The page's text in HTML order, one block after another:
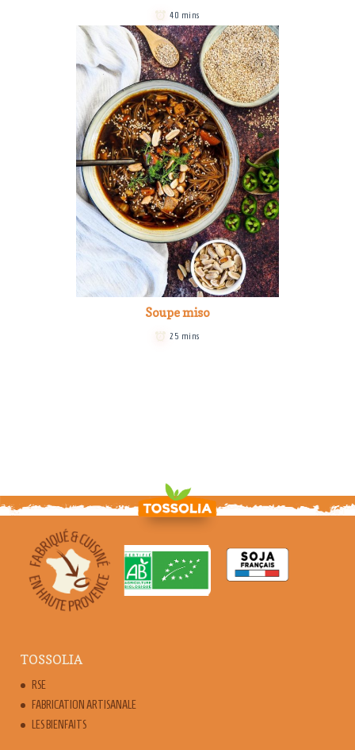
40 mins
Soupe miso
25 mins
TOSSOLIA
RSE
FABRICATION ARTISANALE
LES BIENFAITS